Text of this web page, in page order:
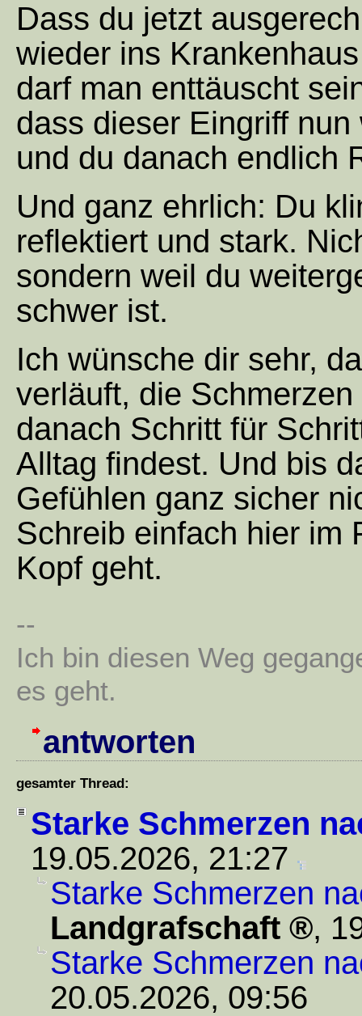
Dass du jetzt
wieder ins
darf man enttäuscht
dass dieser Eingriff
und du danach endlich
Und ganz ehrlich: Du
reflektiert und stark.
sondern weil du
schwer ist.
Ich wünsche dir sehr,
verläuft, die
danach Schritt für
Alltag findest. Und bis
Gefühlen ganz sicher
Schreib einfach hier im
Kopf geht.
--
Ich bin diesen Weg
es geht.
antworten
gesamter Thread:
Starke Schmerzen
19.05.2026, 21:27
Starke Schmerzen
Landgrafschaft
,
Starke Schmerzen
20.05.2026, 09:56